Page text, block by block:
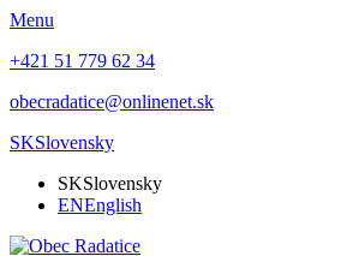
Menu
+421 51 779 62 34
obecradatice@onlinenet.sk
SKSlovensky
SKSlovensky
ENEnglish